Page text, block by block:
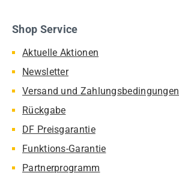
Shop Service
Aktuelle Aktionen
Newsletter
Versand und Zahlungsbedingungen
Rückgabe
DF Preisgarantie
Funktions-Garantie
Partnerprogramm